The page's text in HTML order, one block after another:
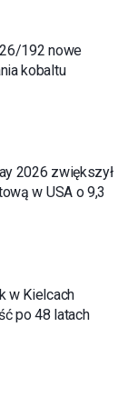
192 nowe
kobaltu
2026 zwiększył
w USA o 9,3
w Kielcach
po 48 latach